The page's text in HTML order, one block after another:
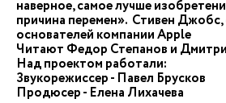
наверное, самое лучше
причина перемен». Стивен Джобс,
основателей компании Apple
Читают Федор Степанов и
Над проектом работали:
Звукорежиссер - Павел Брусков
Продюсер - Елена Лихачева